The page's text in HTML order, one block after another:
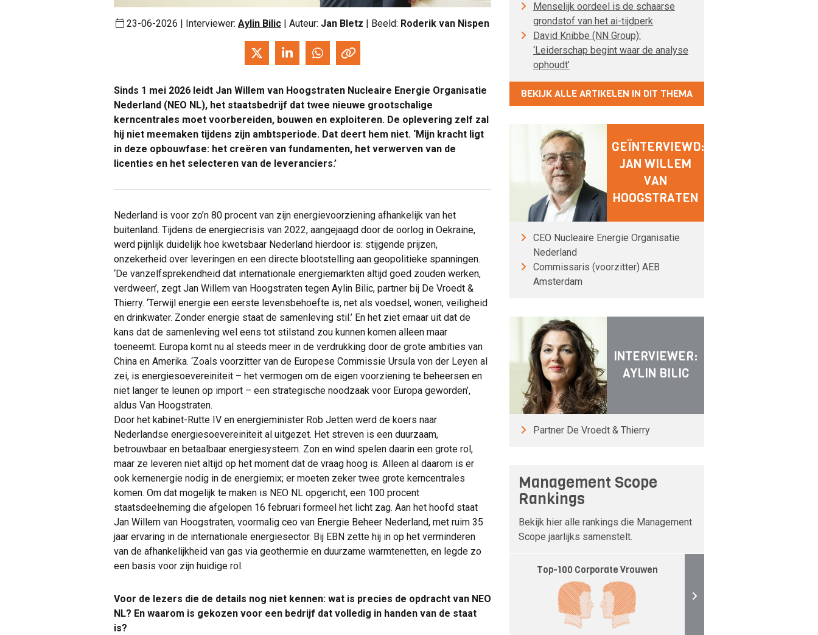
23-06-2026 | Interviewer: Aylin Bilic | Auteur: Jan Bletz | Beeld: Roderik van Nispen
Sinds 1 mei 2026 leidt Jan Willem van Hoogstraten Nucleaire Energie Organisatie
Nederland (NEO NL), het staatsbedrijf dat twee nieuwe grootschalige
kerncentrales moet voorbereiden, bouwen en exploiteren. De oplevering zelf zal
hij niet meemaken tijdens zijn ambtsperiode. Dat deert hem niet. ‘Mijn kracht ligt
in deze opbouwfase: het creëren van fundamenten, het verwerven van de
licenties en het selecteren van de leveranciers.’
Nederland is voor zo’n 80 procent van zijn energievoorziening afhankelijk van het
buitenland. Tijdens de energiecrisis van 2022, aangejaagd door de oorlog in Oekraine,
werd pijnlijk duidelijk hoe kwetsbaar Nederland hierdoor is: stijgende prijzen,
onzekerheid over leveringen en een directe blootstelling aan geopolitieke spanningen.
‘De vanzelfsprekendheid dat internationale energiemarkten altijd goed zouden werken,
verdween’, zegt Jan Willem van Hoogstraten tegen Aylin Bilic, partner bij De Vroedt &
Thierry. ‘Terwijl energie een eerste levensbehoefte is, net als voedsel, wonen, veiligheid
en drinkwater. Zonder energie staat de samenleving stil.’ En het ziet ernaar uit dat de
kans dat de samenleving wel eens tot stilstand zou kunnen komen alleen maar
toeneemt. Europa komt nu al steeds meer in de verdrukking door de grote ambities van
China en Amerika. ‘Zoals voorzitter van de Europese Commissie Ursula von der Leyen al
zei, is energiesoevereiniteit – het vermogen om de eigen voorziening te beheersen en
niet langer te leunen op import – een strategische noodzaak voor Europa geworden’,
aldus Van Hoogstraten.
Door het kabinet-Rutte IV en energieminister Rob Jetten werd de koers naar
Nederlandse energiesoevereiniteit al uitgezet. Het streven is een duurzaam,
betrouwbaar en betaalbaar energiesysteem. Zon en wind spelen daarin een grote rol,
maar ze leveren niet altijd op het moment dat de vraag hoog is. Alleen al daarom is er
ook kernenergie nodig in de energiemix; er moeten zeker twee grote kerncentrales
komen. Om dat mogelijk te maken is NEO NL opgericht, een 100 procent
staatsdeelneming die afgelopen 16 februari formeel het licht zag. Aan het hoofd staat
Jan Willem van Hoogstraten, voormalig ceo van Energie Beheer Nederland, met ruim 35
jaar ervaring in de internationale energiesector. Bij EBN zette hij in op het verminderen
van de afhankelijkheid van gas via geothermie en duurzame warmtenetten, en legde zo
een basis voor zijn huidige rol.
Voor de lezers die de details nog niet kennen: wat is precies de opdracht van NEO
NL? En waarom is gekozen voor een bedrijf dat volledig in handen van de staat
is?
Menselijk oordeel is de schaarse
grondstof van het ai-tijdperk
David Knibbe (NN Group):
‘Leiderschap begint waar de analyse
ophoudt’
BEKIJK ALLE ARTIKELEN IN DIT THEMA
GEÏNTERVIEWD:
JAN WILLEM
VAN
HOOGSTRATEN
CEO Nucleaire Energie Organisatie
Nederland
Commissaris (voorzitter) AEB
Amsterdam
INTERVIEWER:
AYLIN BILIC
Partner De Vroedt & Thierry
Management Scope
Rankings
Bekijk hier alle rankings die Management
Scope jaarlijks samenstelt.
Top-100 Corporate Vrouwen